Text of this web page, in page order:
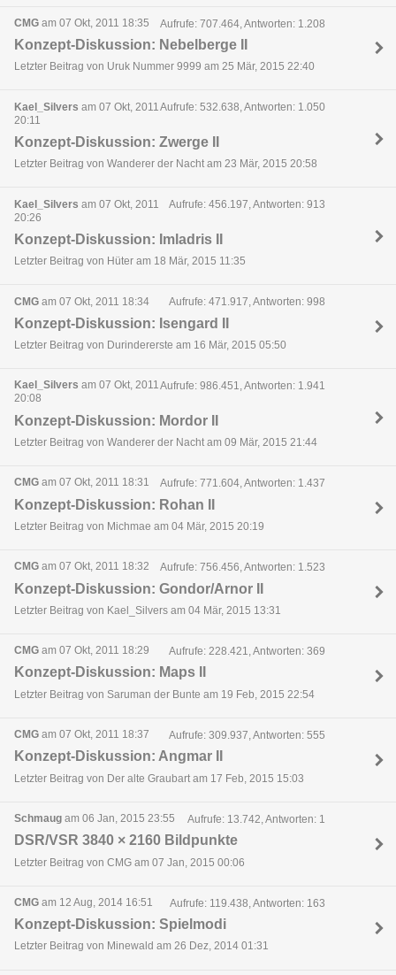
CMG am 07 Okt, 2011 18:35 Aufrufe: 707.464, Antworten: 1.208
Konzept-Diskussion: Nebelberge II
Letzter Beitrag von Uruk Nummer 9999 am 25 Mär, 2015 22:40
Kael_Silvers am 07 Okt, 2011
20:11
Aufrufe: 532.638, Antworten: 1.050
Konzept-Diskussion: Zwerge II
Letzter Beitrag von Wanderer der Nacht am 23 Mär, 2015 20:58
Kael_Silvers am 07 Okt, 2011
20:26
Aufrufe: 456.197, Antworten: 913
Konzept-Diskussion: Imladris II
Letzter Beitrag von Hüter am 18 Mär, 2015 11:35
CMG am 07 Okt, 2011 18:34 Aufrufe: 471.917, Antworten: 998
Konzept-Diskussion: Isengard II
Letzter Beitrag von Durindererste am 16 Mär, 2015 05:50
Kael_Silvers am 07 Okt, 2011
20:08
Aufrufe: 986.451, Antworten: 1.941
Konzept-Diskussion: Mordor II
Letzter Beitrag von Wanderer der Nacht am 09 Mär, 2015 21:44
CMG am 07 Okt, 2011 18:31 Aufrufe: 771.604, Antworten: 1.437
Konzept-Diskussion: Rohan II
Letzter Beitrag von Michmae am 04 Mär, 2015 20:19
CMG am 07 Okt, 2011 18:32 Aufrufe: 756.456, Antworten: 1.523
Konzept-Diskussion: Gondor/Arnor II
Letzter Beitrag von Kael_Silvers am 04 Mär, 2015 13:31
CMG am 07 Okt, 2011 18:29 Aufrufe: 228.421, Antworten: 369
Konzept-Diskussion: Maps II
Letzter Beitrag von Saruman der Bunte am 19 Feb, 2015 22:54
CMG am 07 Okt, 2011 18:37 Aufrufe: 309.937, Antworten: 555
Konzept-Diskussion: Angmar II
Letzter Beitrag von Der alte Graubart am 17 Feb, 2015 15:03
Schmaug am 06 Jan, 2015 23:55 Aufrufe: 13.742, Antworten: 1
DSR/VSR 3840 × 2160 Bildpunkte
Letzter Beitrag von CMG am 07 Jan, 2015 00:06
CMG am 12 Aug, 2014 16:51 Aufrufe: 119.438, Antworten: 163
Konzept-Diskussion: Spielmodi
Letzter Beitrag von Minewald am 26 Dez, 2014 01:31